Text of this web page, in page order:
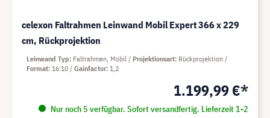
celexon Faltrahmen Leinwand Mobil Expert 366 x 229
cm, Rückprojektion
1.199,99 €*
Nur noch 5 verfügbar. Sofort versandfertig. Lieferzeit 1-2
Leinwand Typ Faltrahmen, Mobil Projektionsart Rückprojektion
Format 16:10 Gainfactor 1,2